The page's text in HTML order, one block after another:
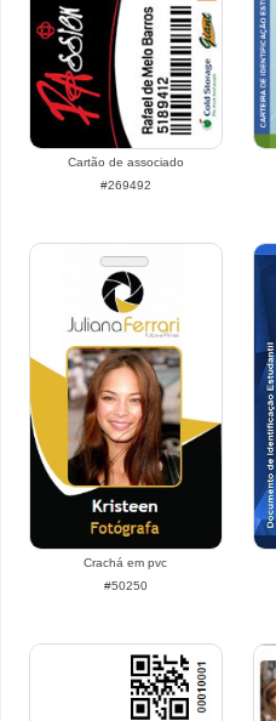
Cartão de associado
#269492
Crachá em pvc
#50250